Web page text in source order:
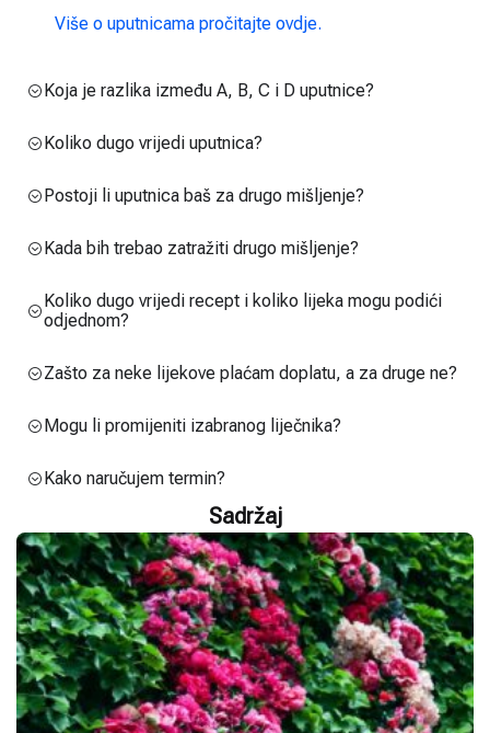
Više o uputnicama pročitajte ovdje.
Koja je razlika između A, B, C i D uputnice?
Koliko dugo vrijedi uputnica?
Postoji li uputnica baš za drugo mišljenje?
Kada bih trebao zatražiti drugo mišljenje?
Koliko dugo vrijedi recept i koliko lijeka mogu podići
odjednom?
Zašto za neke lijekove plaćam doplatu, a za druge ne?
Mogu li promijeniti izabranog liječnika?
Kako naručujem termin?
Sadržaj